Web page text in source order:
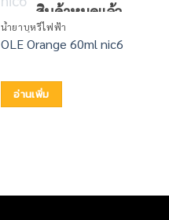
สินค้าหมดแล้ว
น้ำยาบุหรี่ไฟฟ้า
OLE Orange 60ml nic6
อ่านเพิ่ม